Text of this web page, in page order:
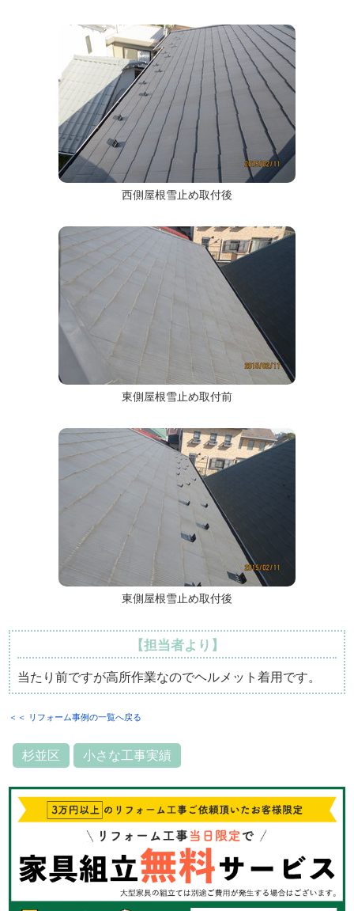
西側屋根雪止め取付後
東側屋根雪止め取付前
東側屋根雪止め取付後
【担当者より】
当たり前ですが高所作業なのでヘルメット着用です。
＜＜ リフォーム事例の一覧へ戻る
杉並区 小さな工事実績